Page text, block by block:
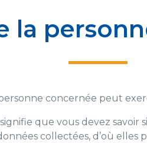
la
concernée peut
que vous devez
collectées, d’où